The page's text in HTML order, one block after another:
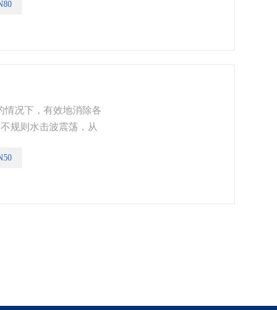
情况下，有效地消除各
规则水击波震荡，从